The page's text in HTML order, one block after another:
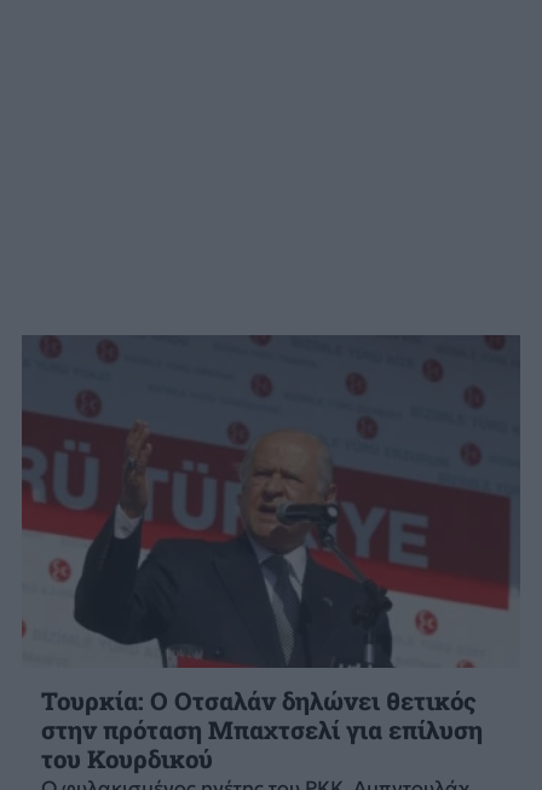
Τουρκία: Ο Οτσαλάν δηλώνει θετικός
στην πρόταση Μπαχτσελί για επίλυση
του Κουρδικού